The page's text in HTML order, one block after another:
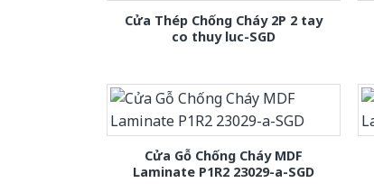
Cửa Thép Chống Cháy 2P 2 tay
co thuy luc-SGD
Cửa Gỗ Chống Cháy MDF
Laminate P1R2 23029-a-SGD